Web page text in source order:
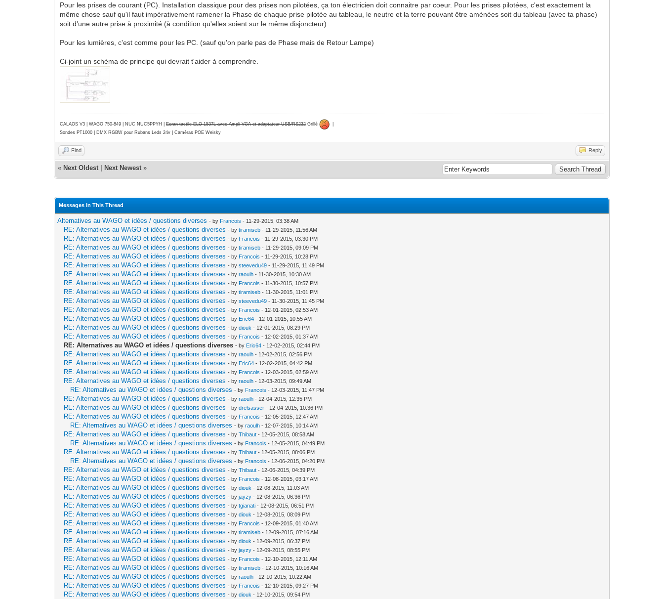
Pour les prises de courant (PC). Installation classique pour des prises non pilotées, ça ton électricien doit connaitre par coeur. Pour les prises pilotées, c'est exactement la
même chose sauf qu'il faut impérativement ramener la Phase de chaque prise pilotée au tableau, le neutre et la terre pouvant être aménées soit du tableau (avec ta phase)
soit d'une autre prise à proximité (à condition qu'elles soient sur le même disjoncteur)
Pour les lumières, c'est comme pour les PC. (sauf qu'on parle pas de Phase mais de Retour Lampe)
Ci-joint un schéma de principe qui devrait t'aider à comprendre.
CALAOS V3 | WAGO 750-849 | NUC NUC5PPYH |Ecran tactile ELO 1537L avec Ampli VGA et adaptateur USB/RS232Grillé
Sondes PT1000 | DMX RGBW pour Rubans Leds 24v | Caméras POE Weisky
Find Reply
« Next Oldest Next Newest »
Messages In This Thread
Alternatives au WAGO et idées / questions diverses - by Francois - 11-29-2015, 03:38 AM
RE: Alternatives au WAGO et idées / questions diverses - bytiramiseb - 11-29-2015, 11:56 AM
RE: Alternatives au WAGO et idées / questions diverses - by Francois - 11-29-2015, 03:30 PM
RE: Alternatives au WAGO et idées / questions diverses - bytiramiseb - 11-29-2015, 09:09 PM
RE: Alternatives au WAGO et idées / questions diverses - by Francois - 11-29-2015, 10:28 PM
RE: Alternatives au WAGO et idées / questions diverses - bysteevedu49 - 11-29-2015, 11:49 PM
RE: Alternatives au WAGO et idées / questions diverses - byraoulh - 11-30-2015, 10:30 AM
RE: Alternatives au WAGO et idées / questions diverses - by Francois - 11-30-2015, 10:57 PM
RE: Alternatives au WAGO et idées / questions diverses - bytiramiseb - 11-30-2015, 11:01 PM
RE: Alternatives au WAGO et idées / questions diverses - bysteevedu49 - 11-30-2015, 11:45 PM
RE: Alternatives au WAGO et idées / questions diverses - by Francois - 12-01-2015, 02:53 AM
RE: Alternatives au WAGO et idées / questions diverses - by Eric64 - 12-01-2015, 10:55 AM
RE: Alternatives au WAGO et idées / questions diverses - bydiouk - 12-01-2015, 08:29 PM
RE: Alternatives au WAGO et idées / questions diverses - by Francois - 12-02-2015, 01:37 AM
RE: Alternatives au WAGO et idées / questions diverses - by Eric64 - 12-02-2015, 02:44 PM
RE: Alternatives au WAGO et idées / questions diverses - byraoulh - 12-02-2015, 02:56 PM
RE: Alternatives au WAGO et idées / questions diverses - by Eric64 - 12-02-2015, 04:42 PM
RE: Alternatives au WAGO et idées / questions diverses - by Francois - 12-03-2015, 02:59 AM
RE: Alternatives au WAGO et idées / questions diverses - byraoulh - 12-03-2015, 09:49 AM
RE: Alternatives au WAGO et idées / questions diverses - by Francois - 12-03-2015, 11:47 PM
RE: Alternatives au WAGO et idées / questions diverses - byraoulh - 12-04-2015, 12:35 PM
RE: Alternatives au WAGO et idées / questions diverses - bydrelsasser - 12-04-2015, 10:36 PM
RE: Alternatives au WAGO et idées / questions diverses - by Francois - 12-05-2015, 12:47 AM
RE: Alternatives au WAGO et idées / questions diverses - byraoulh - 12-07-2015, 10:14 AM
RE: Alternatives au WAGO et idées / questions diverses - byThibaut - 12-05-2015, 08:58 AM
RE: Alternatives au WAGO et idées / questions diverses - by Francois - 12-05-2015, 04:49 PM
RE: Alternatives au WAGO et idées / questions diverses - byThibaut - 12-05-2015, 08:06 PM
RE: Alternatives au WAGO et idées / questions diverses - by Francois - 12-06-2015, 04:20 PM
RE: Alternatives au WAGO et idées / questions diverses - byThibaut - 12-06-2015, 04:39 PM
RE: Alternatives au WAGO et idées / questions diverses - by Francois - 12-08-2015, 03:17 AM
RE: Alternatives au WAGO et idées / questions diverses - bydiouk - 12-08-2015, 11:03 AM
RE: Alternatives au WAGO et idées / questions diverses - byjayzy - 12-08-2015, 06:36 PM
RE: Alternatives au WAGO et idées / questions diverses - bytgianati - 12-08-2015, 06:51 PM
RE: Alternatives au WAGO et idées / questions diverses - bydiouk - 12-08-2015, 08:09 PM
RE: Alternatives au WAGO et idées / questions diverses - by Francois - 12-09-2015, 01:40 AM
RE: Alternatives au WAGO et idées / questions diverses - bytiramiseb - 12-09-2015, 07:16 AM
RE: Alternatives au WAGO et idées / questions diverses - bydiouk - 12-09-2015, 06:37 PM
RE: Alternatives au WAGO et idées / questions diverses - byjayzy - 12-09-2015, 08:55 PM
RE: Alternatives au WAGO et idées / questions diverses - by Francois - 12-10-2015, 12:11 AM
RE: Alternatives au WAGO et idées / questions diverses - bytiramiseb - 12-10-2015, 10:16 AM
RE: Alternatives au WAGO et idées / questions diverses - byraoulh - 12-10-2015, 10:22 AM
RE: Alternatives au WAGO et idées / questions diverses - by Francois - 12-10-2015, 09:27 PM
RE: Alternatives au WAGO et idées / questions diverses - bydiouk - 12-10-2015, 09:54 PM